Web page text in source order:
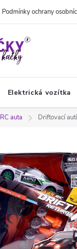
Podmínky ochrany
Elektrická vozítka
RC auta Driftovací